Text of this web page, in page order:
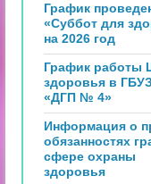
График
«Суббот для
на 2026 год
График работы
здоровья в
«ДГП № 4»
Информация о
обязанностях
сфере охраны
здоровья